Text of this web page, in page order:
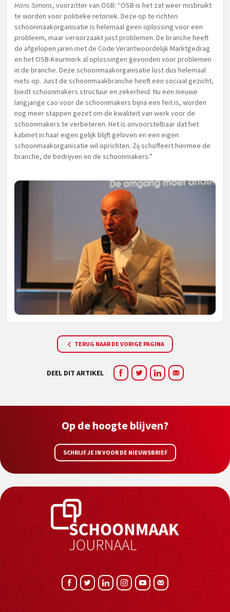
Hans Simons, voorzitter van OSB: “OSB is het zat weer misbruikt
te worden voor politieke retoriek. Deze op te richten
schoonmaakorganisatie is helemaal geen oplossing voor een
probleem, maar veroorzaakt juist problemen. De branche heeft
de afgelopen jaren met de Code Verantwoordelijk Marktgedrag
en het OSB-Keurmerk al oplossingen gevonden voor problemen
in de branche. Deze schoonmaakorganisatie lost dus helemaal
niets op. Juist de schoonmaakbranche heeft een sociaal gezicht,
biedt schoonmakers structuur en zekerheid. Nu een nieuwe
langjarige cao voor de schoonmakers bijna een feit is, worden
nog meer stappen gezet om de kwaliteit van werk voor de
schoonmakers te verbeteren. Het is onvoorstelbaar dat het
kabinet in haar eigen gelijk blijft geloven en een eigen
schoonmaakorganisatie wil oprichten. Zij schoffeert hiermee de
branche, de bedrijven en de schoonmakers.”
TERUG NAAR DE VORIGE PAGINA
DEEL DIT ARTIKEL
Op de hoogte blijven?
SCHRIJF JE IN VOOR DE NIEUWSBRIEF